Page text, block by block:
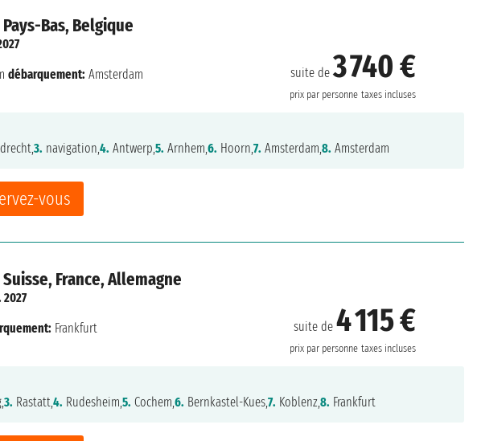
Bas, Belgique
suite de3 740 €
prix par personne taxes incluses
vous
débarquement: Amsterdam
3. navigation,4. Antwerp,5. Arnhem,6. Hoorn,7. Amsterdam,8. Amsterdam
France, Allemagne
suite de4 115 €
prix par personne taxes incluses
2027
Frankfurt
3. Rastatt,4. Rudesheim,5. Cochem,6. Bernkastel-Kues,7. Koblenz,8. Frankfurt